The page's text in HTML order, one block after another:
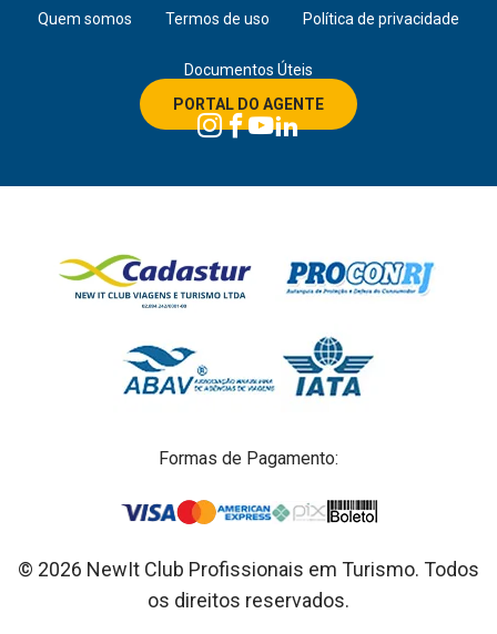
Quem somos Termos de uso Política de privacidade
Documentos Úteis
PORTAL DO AGENTE
Formas de Pagamento:
© 2026 NewIt Club Profissionais em Turismo. Todos
os direitos reservados.